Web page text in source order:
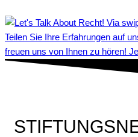
Teilen Sie Ihre Erfahrungen auf
freuen uns von Ihnen zu hören!